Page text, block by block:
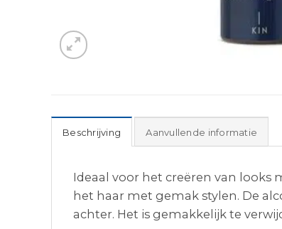
Beschrijving Aanvullende informatie
Ideaal voor het creëren van looks
het haar met gemak stylen. De
achter. Het is gemakkelijk te